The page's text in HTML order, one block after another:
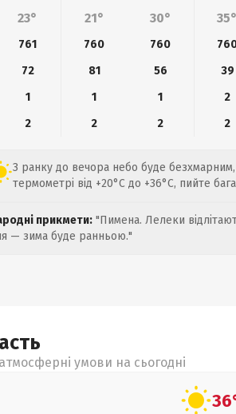
23° 21° 30° 35°
761 760 760
72 81 56 39
1 1 1 2
2 2 2 2
З ранку до вечора небо буде
термометрі від +20°C до +36°C, пийте
прикмети: "Пимена. Лелеки
— зима буде ранньою."
умови на сьогодні